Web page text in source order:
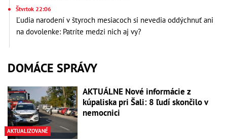
Štvrtok 22:06
Ľudia narodení v štyroch mesiacoch si nevedia oddýchnuť ani
na dovolenke: Patríte medzi nich aj vy?
DOMÁCE SPRÁVY
AKTUALIZOVANÉ
AKTUÁLNE Nové informácie z
kúpaliska pri Šali: 8 ľudí skončilo v
nemocnici